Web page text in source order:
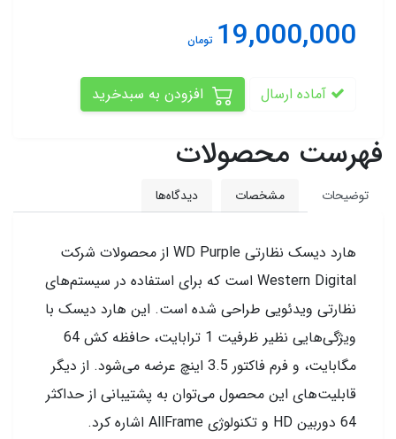
19,000,000 تومان
آماده ارسال
فهرست محصولات
توضیحات مشخصات دیدگاه‌ها
هارد دیسک نظارتی WD Purple از محصولات شرکت
Western Digital است که برای استفاده در سیستم‌های
نظارتی ویدئویی طراحی شده است. این هارد دیسک با
ویژگی‌هایی نظیر ظرفیت 1 ترابایت، حافظه کش 64
مگابایت، و فرم فاکتور 3.5 اینچ عرضه می‌شود. از دیگر
قابلیت‌های این محصول می‌توان به پشتیبانی از حداکثر
64 دوربین HD و تکنولوژی AllFrame اشاره کرد.